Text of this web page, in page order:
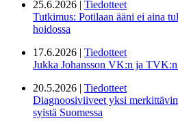
25.6.2026 | Tiedotteet
Tutkimus: Potilaan ääni ei aina
hoidossa
17.6.2026 | Tiedotteet
Jukka Johansson VK:n ja
20.5.2026 | Tiedotteet
Diagnoosiviiveet yksi
syistä Suomessa